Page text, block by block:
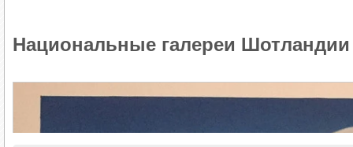
Национальные галереи Шотландии